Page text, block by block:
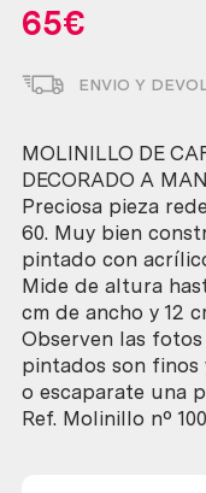
65€
ENVIO Y
MOLINILLO DE
DECORADO A
Preciosa pieza
60. Muy bien
pintado con
Mide de altura
cm de ancho y 12
Observen las
pintados son finos
o escaparate una
Ref. Molinillo nº